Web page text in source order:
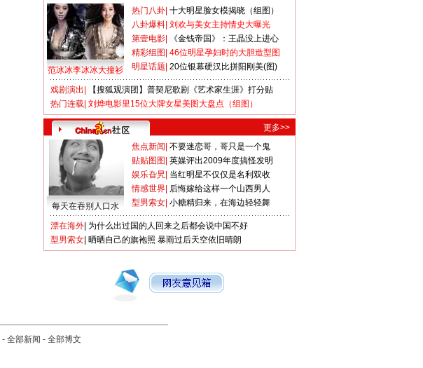
范冰冰李冰冰大撞衫
热门八卦 十大明星脸女模揭晓（组图）
八卦爆料 刘欢与美女主持情史大曝光
第壹电影
《金钱帝国》：王晶没上进心
精彩组图 46位明星孕妇时的大胆造型图
明星话题 20位银幕硬汉比拼阳刚美(图)
戏剧演出
【搜狐观演团】普契尼歌剧《艺术家生涯》打分贴
热门连载 刘烨电影里15位大牌女星美图大盘点（组图）
更多>>
每天在吞别人口水
焦点新闻 不要迷恋哥，哥只是一个鬼
贴贴图图 英媒评出2009年度搞怪发明
娱乐旮旯 当红明星不仅仅是名利双收
情感世界 后悔嫁给这样一个山西男人
型男索女 小糖精归来，在海边轻轻舞
漂在海外 为什么出过国的人回来之后都会说中国不好
型男索女 晒晒自己的旗袍照 暴雨过后天空依旧晴朗
- 全部新闻 - 全部博文